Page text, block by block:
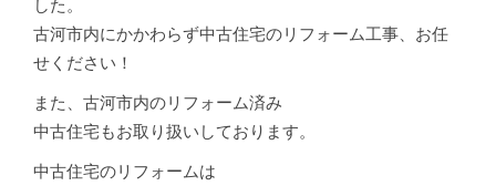
古河市内にかかわらず中古住宅のリフォーム工事、お任
せください！
また、古河市内のリフォーム済み
中古住宅もお取り扱いしております。
中古住宅のリフォームは